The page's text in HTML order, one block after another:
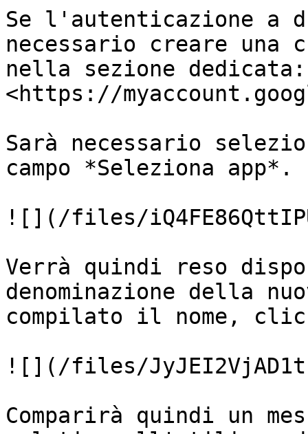
Se l'autenticazione
necessario creare una
nella sezione dedicata:
<https://
Sarà necessario
campo *Seleziona app*.
![](/files/
Verrà quindi reso
denominazione della
compilato il nome,
![](/files/
Comparirà quindi un